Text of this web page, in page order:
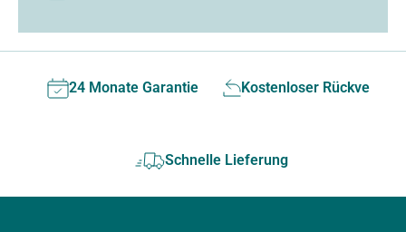
24 Monate Garantie Kostenloser Rückversand
Schnelle Lieferung